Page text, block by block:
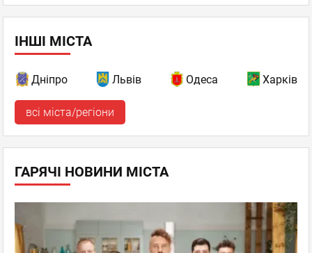
ІНШІ МІСТА
Дніпро Львів Одеса Харків
всі міста/регіони
ГАРЯЧІ НОВИНИ МІСТА